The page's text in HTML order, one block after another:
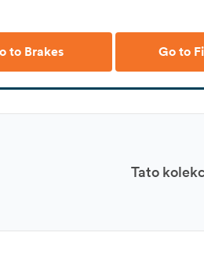
to Brakes Go to
Tato